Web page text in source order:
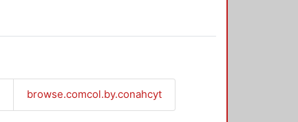
browse.comcol.by.conahcyt